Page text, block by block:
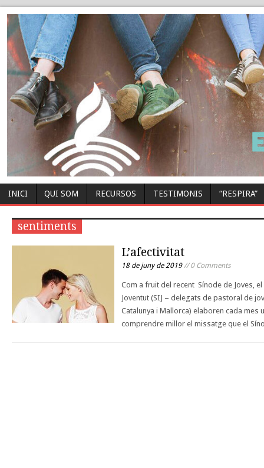
INICI QUI SOM RECURSOS TESTIMONIS “RESPIRA”
sentiments
L’afectivitat
18 de juny de 2019// 0 Comments
Com a fruit del recent Sínode de Joves,
Joventut (SIJ – delegats de pastoral de
Catalunya i Mallorca) elaboren cada mes
comprendre millor el missatge que el